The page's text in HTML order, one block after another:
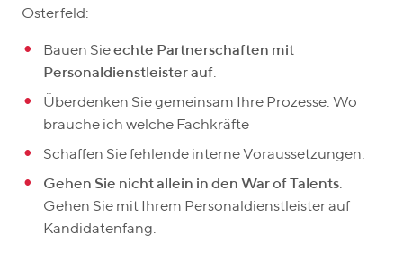
Osterfeld:
Bauen Sieechte Partnerschaften mit
Personaldienstleister auf.
Überdenken Sie gemeinsam Ihre Prozesse: Wo
brauche ich welche Fachkräfte
Schaffen Sie fehlende interne Voraussetzungen.
Gehen Sie nicht allein in den War of Talents.
Gehen Sie mit Ihrem Personaldienstleister auf
Kandidatenfang.